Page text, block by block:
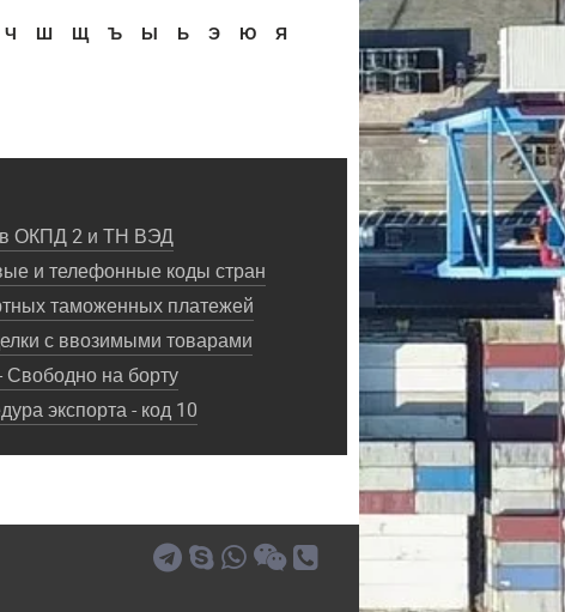
Ч Ш Щ Ъ Ы Ь Э Ю Я
ОКПД 2 и ТН ВЭД
и телефонные коды стран
таможенных платежей
с ввозимыми товарами
на борту
экспорта - код 10